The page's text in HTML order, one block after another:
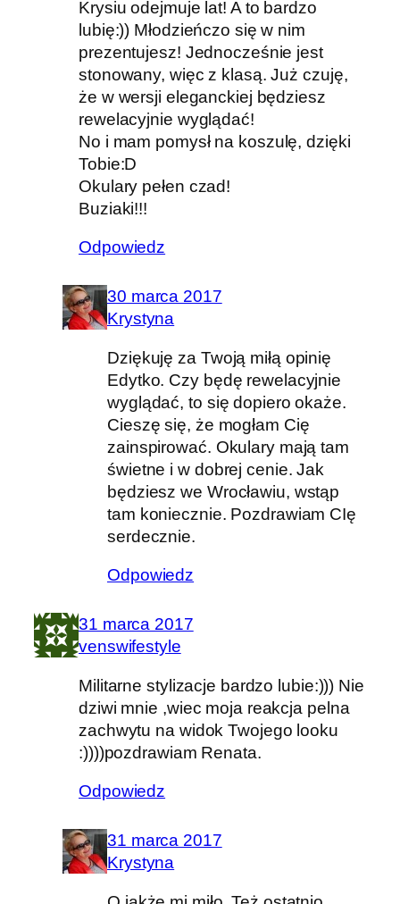
Krysiu odejmuje lat! A to bardzo
lubię:)) Młodzieńczo się w nim
prezentujesz! Jednocześnie jest
stonowany, więc z klasą. Już czuję,
że w wersji eleganckiej będziesz
rewelacyjnie wyglądać!
No i mam pomysł na koszulę, dzięki
Tobie:D
Okulary pełen czad!
Buziaki!!!
Odpowiedz
30 marca 2017
Krystyna
Dziękuję za Twoją miłą opinię
Edytko. Czy będę rewelacyjnie
wyglądać, to się dopiero okaże.
Cieszę się, że mogłam Cię
zainspirować. Okulary mają tam
świetne i w dobrej cenie. Jak
będziesz we Wrocławiu, wstąp
tam koniecznie. Pozdrawiam CIę
serdecznie.
Odpowiedz
31 marca 2017
venswifestyle
Militarne stylizacje bardzo lubie:))) Nie
dziwi mnie ,wiec moja reakcja pelna
zachwytu na widok Twojego looku
:))))pozdrawiam Renata.
Odpowiedz
31 marca 2017
Krystyna